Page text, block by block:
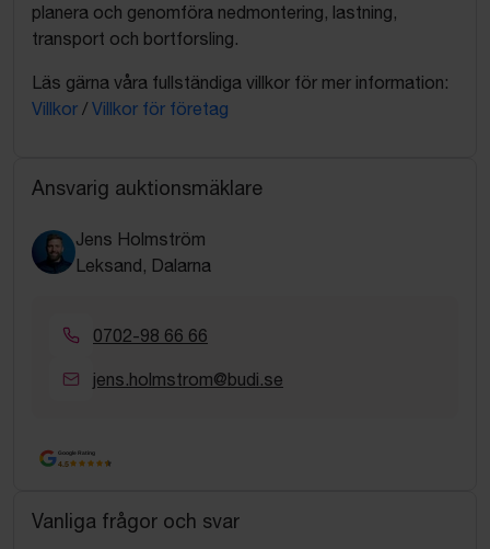
planera och genomföra nedmontering, lastning,
transport och bortforsling.
Läs gärna våra fullständiga villkor för mer information:
Villkor / Villkor för företag
Ansvarig auktionsmäklare
Jens Holmström
Leksand, Dalarna
0702-98 66 66
jens.holmstrom@budi.se
Google Rating
4.5
Vanliga frågor och svar